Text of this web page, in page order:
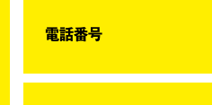
電話番号